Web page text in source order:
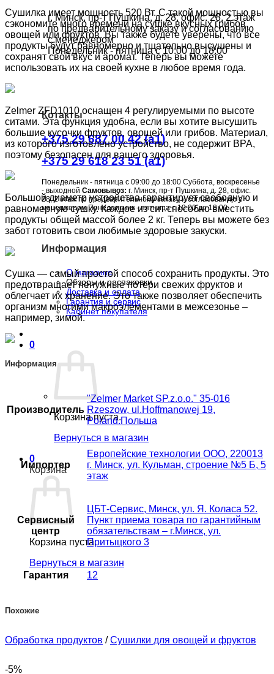
г. Минск, пр-т Пушкина, д. 28, офис. 28, 2 этаж
по предварительному заказу и согласованию
с менеджером
Понедельник - пятница с 10:00 до 18:00
Котакты
+375 29 687 00 42 (a1)
+375 29 618 23 51 (a1)
Понедельник - пятница с 09:00 до 18:00 Суббота, воскресенье
- выходной Самовывоз: г. Минск, пр-т Пушкина, д. 28, офис.
28, 2 этаж по предварительному заказу и согласованию с
менеджером Понедельник - пятница с 10:00 до 18:00
Информация
О магазине
Обзоры и распаковки
Доставка и оплата
Гарантия и сервис
Кабинет покупателя
0
Корзина пуста.
Вернуться в магазин
0
Корзина
Корзина пуста.
Вернуться в магазин
Сушилка имеет мощность 520 Вт. С такой мощностью вы
сэкономите много времени на сушке вкусных грибов,
овощей или фруктов. Вы также будете уверены, что все
продукты будут равномерно и тщательно высушены и
сохранят свой вкус и аромат. Теперь вы можете
использовать их на своей кухне в любое время года.
Zelmer ZFD1010 оснащен 4 регулируемыми по высоте
ситами. Эта функция удобна, если вы хотите высушить
большие кусочки фруктов, овощей или грибов. Материал,
из которого изготовлено устройство, не содержит BPA,
поэтому безопасен для вашего здоровья.
Большой диаметр устройства гарантирует свободную и
равномерную сушку. Каждое из сит способно вместить
продукты общей массой более 2 кг. Теперь вы можете без
забот готовить свои любимые здоровые закуски.
Сушка — самый простой способ сохранить продукты. Это
предотвращает ненужные потери свежих фруктов и
облегчает их хранение. Это также позволяет обеспечить
организм многими макроэлементами в межсезонье –
например, зимой.
Информация
Производитель
"Zelmer Market SP.z.o.o." 35-016
Rzeszow, ul.Hoffmanowej 19,
Poland.Польша
Импортер
Европейские технологии ООО, 220013
г. Минск, ул. Кульман, строение №5 Б, 5
этаж
Сервисный
центр
ЦБТ-Сервис, Минск, ул. Я. Коласа 52.
Пункт приема товара по гарантийным
обязательствам – г.Минск, ул.
Притыцкого 3
Гарантия 12
Похожие
Обработка продуктов / Сушилки для овощей и фруктов
-5%